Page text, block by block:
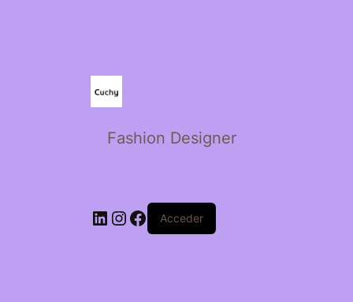
Fashion Designer
Acceder